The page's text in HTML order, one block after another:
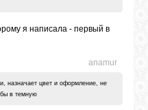
я написала - первый в
anamur
назначает цвет и оформление, не
в темную